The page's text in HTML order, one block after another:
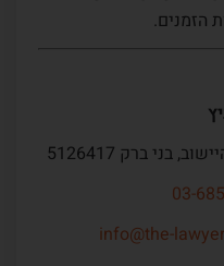
הזמנים.
03-
info@the-